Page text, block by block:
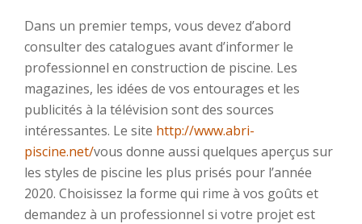
Dans un premier temps, vous devez d’abord
consulter des catalogues avant d’informer le
professionnel en construction de piscine. Les
magazines, les idées de vos entourages et les
publicités à la télévision sont des sources
intéressantes. Le site http://www.abri-
piscine.net/vous donne aussi quelques aperçus sur
les styles de piscine les plus prisés pour l’année
2020. Choisissez la forme qui rime à vos goûts et
demandez à un professionnel si votre projet est